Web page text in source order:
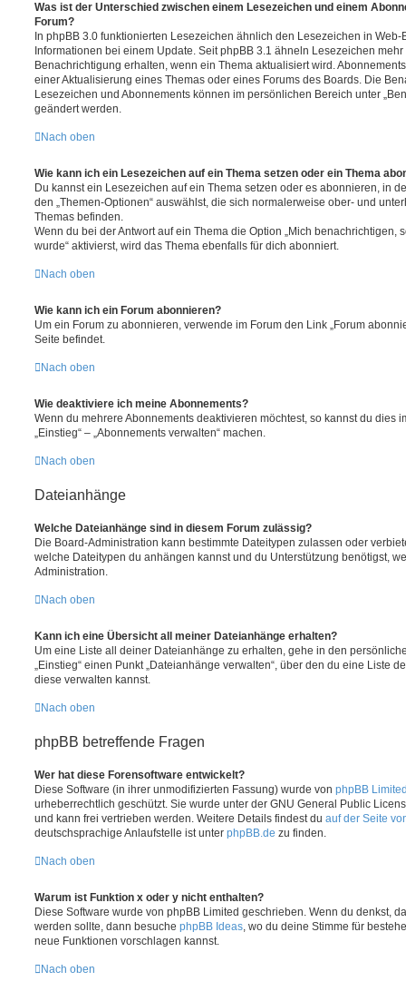
Was ist der Unterschied zwischen einem Lesezeichen und einem
Forum?
In phpBB 3.0 funktionierten Lesezeichen ähnlich den Lesezeichen in
Informationen bei einem Update. Seit phpBB 3.1 ähneln Lesezeichen
Benachrichtigung erhalten, wenn ein Thema aktualisiert wird.
einer Aktualisierung eines Themas oder eines Forums des Boards. Die
Lesezeichen und Abonnements können im persönlichen Bereich unter
geändert werden.
Nach oben
Wie kann ich ein Lesezeichen auf ein Thema setzen oder ein Thema
Du kannst ein Lesezeichen auf ein Thema setzen oder es abonnieren, in
den „Themen-Optionen“ auswählst, die sich normalerweise ober- und
Themas befinden.
Wenn du bei der Antwort auf ein Thema die Option „Mich benachrichtigen,
wurde“ aktivierst, wird das Thema ebenfalls für dich abonniert.
Nach oben
Wie kann ich ein Forum abonnieren?
Um ein Forum zu abonnieren, verwende im Forum den Link „Forum
Seite befindet.
Nach oben
Wie deaktiviere ich meine Abonnements?
Wenn du mehrere Abonnements deaktivieren möchtest, so kannst du dies
„Einstieg“ – „Abonnements verwalten“ machen.
Nach oben
Dateianhänge
Welche Dateianhänge sind in diesem Forum zulässig?
Die Board-Administration kann bestimmte Dateitypen zulassen oder
welche Dateitypen du anhängen kannst und du Unterstützung benötigst,
Administration.
Nach oben
Kann ich eine Übersicht all meiner Dateianhänge erhalten?
Um eine Liste all deiner Dateianhänge zu erhalten, gehe in den
„Einstieg“ einen Punkt „Dateianhänge verwalten“, über den du eine Liste
diese verwalten kannst.
Nach oben
phpBB betreffende Fragen
Wer hat diese Forensoftware entwickelt?
Diese Software (in ihrer unmodifizierten Fassung) wurde von phpBB
urheberrechtlich geschützt. Sie wurde unter der GNU General Public
und kann frei vertrieben werden. Weitere Details findest du auf der Seite
deutschsprachige Anlaufstelle ist unter phpBB.de zu finden.
Nach oben
Warum ist Funktion x oder y nicht enthalten?
Diese Software wurde von phpBB Limited geschrieben. Wenn du denkst,
werden sollte, dann besuche phpBB Ideas, wo du deine Stimme für
neue Funktionen vorschlagen kannst.
Nach oben